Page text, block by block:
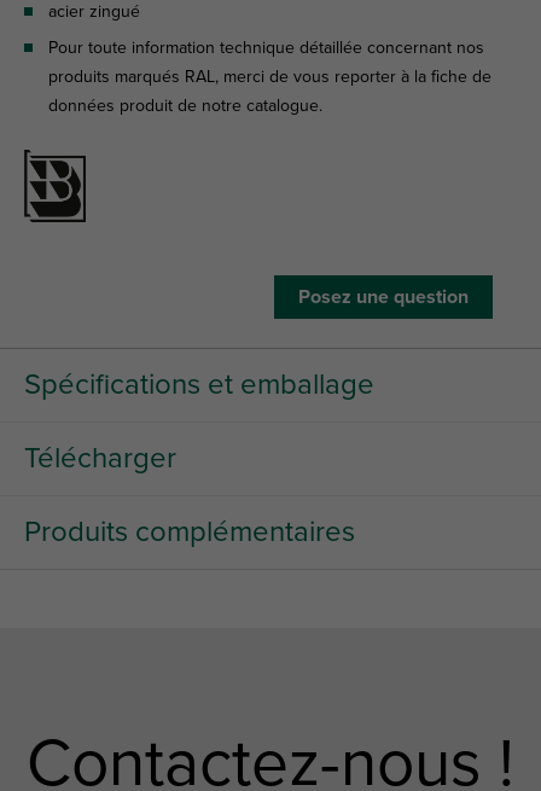
acier zingué
Pour toute information technique détaillée concernant nos
produits marqués RAL, merci de vous reporter à la fiche de
données produit de notre catalogue.
Posez une question
Spécifications et emballage
Télécharger
Produits complémentaires
Contactez-nous !